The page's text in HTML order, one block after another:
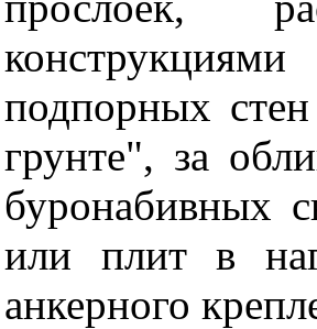
подпорных
грунте", за
буронабивных
или плит в
анкерного